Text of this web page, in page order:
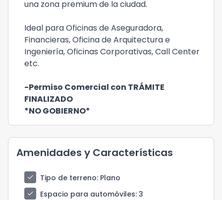
una zona premium de la ciudad.
Ideal para Oficinas de Aseguradora,
Financieras, Oficina de Arquitectura e
Ingeniería, Oficinas Corporativas, Call Center
etc.
-Permiso Comercial con TRÁMITE
FINALIZADO
*NO GOBIERNO*
Amenidades y Características
check Tipo de terreno: Plano
check
Espacio para automóviles: 3